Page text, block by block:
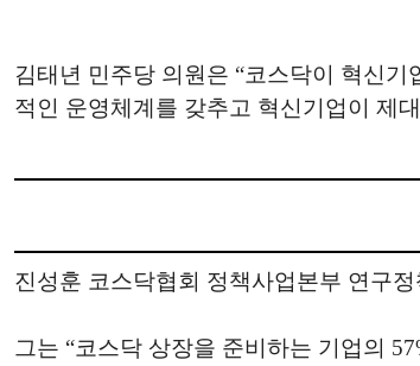
김태년 민주당 의원은 “코스닥이 혁신
적인 운영체계를 갖추고 혁신기업이 제
진성훈 코스닥협회 정책사업본부 연구
그는 “코스닥 상장을 준비하는 기업의